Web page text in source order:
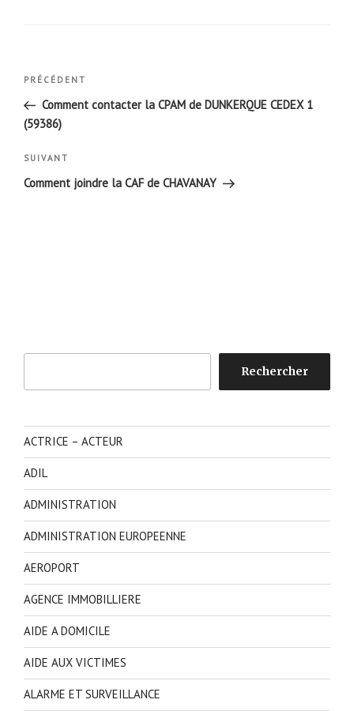
Navigation
l’article
Article
précédent
PRÉCÉDENT
Comment contacter la CPAM de DUNKERQUE CEDEX 1
(59386)
Article
suivant
SUIVANT
Comment joindre la CAF de CHAVANAY
Rechercher
ACTRICE – ACTEUR
ADIL
ADMINISTRATION
ADMINISTRATION EUROPEENNE
AEROPORT
AGENCE IMMOBILLIERE
AIDE A DOMICILE
AIDE AUX VICTIMES
ALARME ET SURVEILLANCE